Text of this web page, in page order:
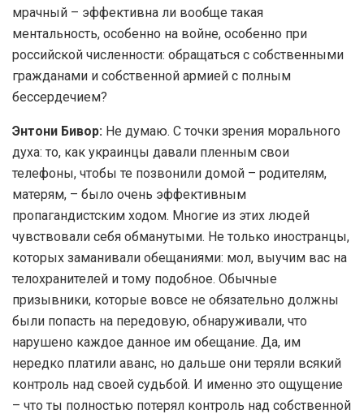
мрачный – эффективна ли вообще такая
ментальность, особенно на войне, особенно при
российской численности: обращаться с собственными
гражданами и собственной армией с полным
бессердечием?
Энтони Бивор: Не думаю. С точки зрения морального
духа: то, как украинцы давали пленным свои
телефоны, чтобы те позвонили домой – родителям,
матерям, – было очень эффективным
пропагандистским ходом. Многие из этих людей
чувствовали себя обманутыми. Не только иностранцы,
которых заманивали обещаниями: мол, выучим вас на
телохранителей и тому подобное. Обычные
призывники, которые вовсе не обязательно должны
были попасть на передовую, обнаруживали, что
нарушено каждое данное им обещание. Да, им
нередко платили аванс, но дальше они теряли всякий
контроль над своей судьбой. И именно это ощущение
– что ты полностью потерял контроль над собственной